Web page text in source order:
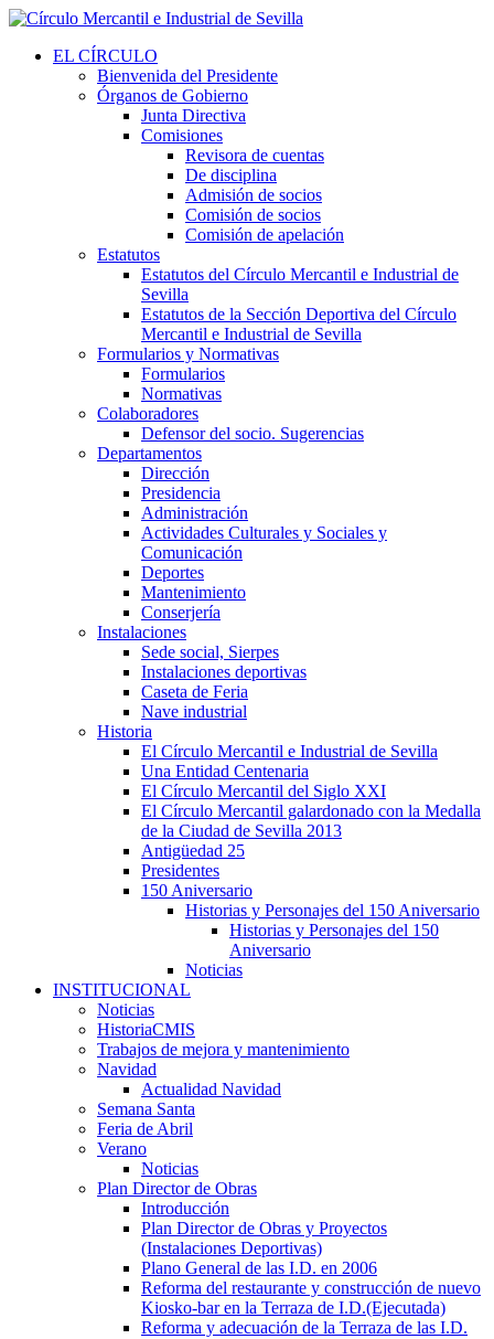
EL CÍRCULO
Bienvenida del Presidente
Órganos de Gobierno
Junta Directiva
Comisiones
Revisora de cuentas
De disciplina
Admisión de socios
Comisión de socios
Comisión de apelación
Estatutos
Estatutos del Círculo Mercantil e Industrial de
Sevilla
Estatutos de la Sección Deportiva del Círculo
Mercantil e Industrial de Sevilla
Formularios y Normativas
Formularios
Normativas
Colaboradores
Defensor del socio. Sugerencias
Departamentos
Dirección
Presidencia
Administración
Actividades Culturales y Sociales y
Comunicación
Deportes
Mantenimiento
Conserjería
Instalaciones
Sede social, Sierpes
Instalaciones deportivas
Caseta de Feria
Nave industrial
Historia
El Círculo Mercantil e Industrial de Sevilla
Una Entidad Centenaria
El Círculo Mercantil del Siglo XXI
El Círculo Mercantil galardonado con la Medalla
de la Ciudad de Sevilla 2013
Antigüedad 25
Presidentes
150 Aniversario
Historias y Personajes del 150 Aniversario
Historias y Personajes del 150
Aniversario
Noticias
INSTITUCIONAL
Noticias
HistoriaCMIS
Trabajos de mejora y mantenimiento
Navidad
Actualidad Navidad
Semana Santa
Feria de Abril
Verano
Noticias
Plan Director de Obras
Introducción
Plan Director de Obras y Proyectos
(Instalaciones Deportivas)
Plano General de las I.D. en 2006
Reforma del restaurante y construcción de nuevo
Kiosko-bar en la Terraza de I.D.(Ejecutada)
Reforma y adecuación de la Terraza de las I.D.